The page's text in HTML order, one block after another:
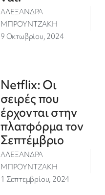
ΑΛΕΞΑΝΔΡΑ
ΜΠΡΟΥΝΤΖΑΚΗ
9 Οκτωβρίου, 2024
Netflix: Οι
σειρές που
έρχονται στην
πλατφόρμα τον
Σεπτέμβριο
ΑΛΕΞΑΝΔΡΑ
ΜΠΡΟΥΝΤΖΑΚΗ
1 Σεπτεμβρίου, 2024